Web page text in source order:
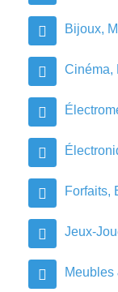
Bijoux,
Cinéma,
Forfaits,
Jeux-
Meubles